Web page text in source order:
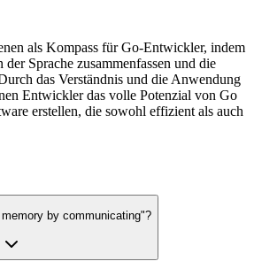
als Kompass für Go-Entwickler, indem
Sprache zusammenfassen und die
das Verständnis und die Anwendung
Entwickler das volle Potenzial von Go
erstellen, die sowohl effizient als auch
by communicating"?